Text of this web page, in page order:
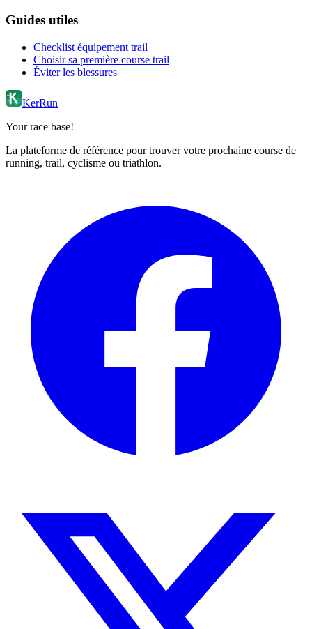
Guides utiles
Checklist équipement trail
Choisir sa première course trail
Éviter les blessures
KerRun
Your race base!
La plateforme de référence pour trouver votre prochaine course de
running, trail, cyclisme ou triathlon.